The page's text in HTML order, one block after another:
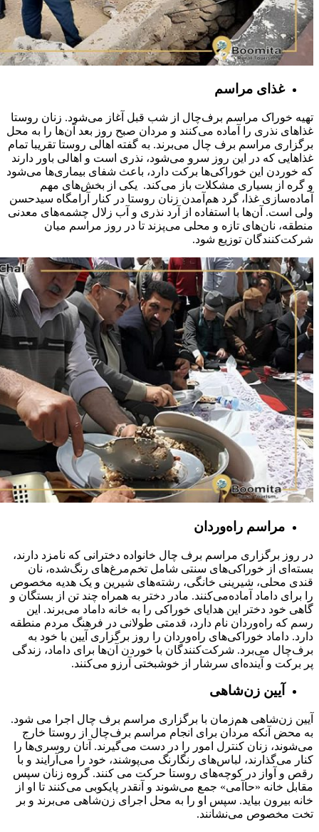
غذای مراسم
تهیه خوراک مراسم برف‌چال از شب قبل آغاز می‌شود. زنان روستا
غذاهای نذری را آماده می‌کنند و مردان صبح روز بعد آن‌ها را به محل
برگزاری مراسم برف چال می‌برند. به گفته اهالی روستا تقریبا تمام
غذاهایی که در این روز سرو می‌شود، نذری است و اهالی باور دارند
که خوردن این خوراکی‌ها برکت دارد، باعث شفای بیماری‌ها می‌شود
و گره از بسیاری مشکلات باز می‌کند. یکی از بخش‌های مهم
آماده‌سازی غذا، گرد هم‌آمدن زنان روستا در کنار آرامگاه سیدحسن
ولی است. آن‌ها با استفاده از آرد نذری و آب زلال چشمه‌های معدنی
منطقه، نان‌های تازه و محلی می‌پزند تا در روز مراسم میان
شرکت‌کنندگان توزیع‌ شود.
مراسم راه‌وردان
در روز برگزاری مراسم برف چال خانواده دخترانی که نامزد دارند،
بسته‌ای از خوراکی‌های سنتی شامل تخم‌مرغ‌های رنگ‌شده، نان
قندی محلی، شیرینی خانگی، رشته‌های شیرین و یک هدیه مخصوص
را برای داماد آماده‌می‌کنند. مادر دختر به همراه چند تن از بستگان و
گاهی خود دختر این هدایای خوراکی را به خانه داماد می‌برند. این
رسم که راه‌وردان نام دارد، قدمتی طولانی در فرهنگ مردم منطقه
دارد. داماد خوراکی‌های راه‌وردان را روز برگزاری آیین با خود به
برف‌چال می‌برد. شرکت‌کنندگان با خوردن آن‌ها برای داماد، زندگی
پر برکت و آینده‌ای سرشار از خوشبختی آرزو می‌کنند.
آیین زنشاهی
آیین زن‌شاهی هم‌زمان با برگزاری مراسم برف ‌چال اجرا می شود.
به محض آنکه مردان برای انجام مراسم برف‌چال از روستا خارج
می‌شوند، زنان کنترل امور را در دست می‌گیرند. آنان روسری‌ها را
کنار می‌گذارند، لباس‌های رنگارنگ می‌پوشند، خود را می‌آرایند و با
رقص و آواز در کوچه‌های روستا حرکت می کنند. گروه زنان سپس
مقابل خانه «حاآمی» جمع می‌شوند و آنقدر پایکوبی می‌کنند تا او از
خانه بیرون بیاید. سپس او را به محل اجرای زن‌شاهی می‌برند و بر
تخت مخصوص می‌نشانند.